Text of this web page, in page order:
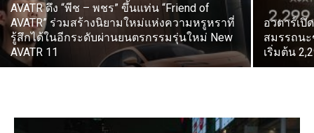
AVATR ดึง “พีช – พชร” ขึ้นแท่น “Friend of
AVATR” ร่วมสร้างนิยามใหม่แห่งความหรูหราที่
รู้สึกได้ในอีกระดับผ่านยนตรกรรมรุ่นใหม่ New
AVATR 11
อวตาร์เปิ
สมรรถนะ
เริ่มต้น